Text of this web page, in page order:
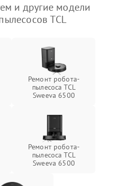
и другие модели
TCL
Ремонт робота-
пылесоса TCL
Sweeva 6500
Ремонт робота-
пылесоса TCL
Sweeva 6500